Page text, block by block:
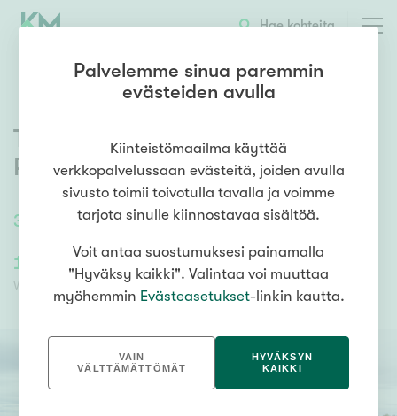
Hae kohteita
38,5 /38,5 m² 2h, kt
Taivaanpankontie 27c,
Puijonlaakso,Kuopio
175 000,00 €
Velaton hinta
77 447,83 €
Palvelemme sinua paremmin
evästeiden avulla
Kiinteistömaailma käyttää
verkkopalvelussaan evästeitä, joiden avulla
sivusto toimii toivotulla tavalla ja voimme
tarjota sinulle kiinnostavaa sisältöä.
Voit antaa suostumuksesi painamalla
"Hyväksy kaikki". Valintaa voi muuttaa
myöhemmin Evästeasetukset-linkin kautta.
VAIN
VÄLTTÄMÄTTÖMÄT
HYVÄKSYN
KAIKKI